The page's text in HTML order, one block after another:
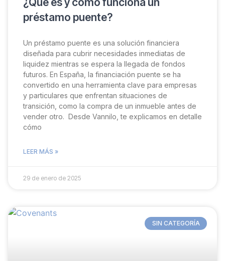
préstamo puente?
Un préstamo puente es una solución financiera
diseñada para cubrir necesidades inmediatas de
liquidez mientras se espera la llegada de fondos
futuros. En España, la financiación puente se ha
convertido en una herramienta clave para empresas
y particulares que enfrentan situaciones de
transición, como la compra de un inmueble antes de
vender otro. Desde Vannilo, te explicamos en detalle
cómo
LEER MÁS »
29 de enero de 2025
SIN CATEGORÍA